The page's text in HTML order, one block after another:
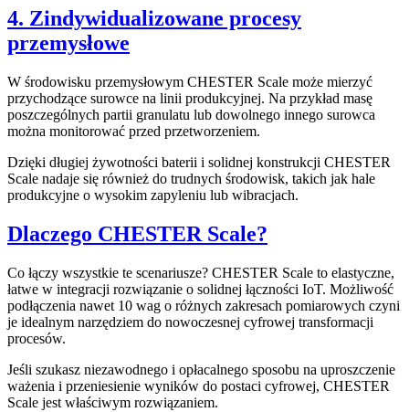
4. Zindywidualizowane procesy
przemysłowe
W środowisku przemysłowym CHESTER Scale może mierzyć
przychodzące surowce na linii produkcyjnej. Na przykład masę
poszczególnych partii granulatu lub dowolnego innego surowca
można monitorować przed przetworzeniem.
Dzięki długiej żywotności baterii i solidnej konstrukcji CHESTER
Scale nadaje się również do trudnych środowisk, takich jak hale
produkcyjne o wysokim zapyleniu lub wibracjach.
Dlaczego CHESTER Scale?
Co łączy wszystkie te scenariusze? CHESTER Scale to elastyczne,
łatwe w integracji rozwiązanie o solidnej łączności IoT. Możliwość
podłączenia nawet 10 wag o różnych zakresach pomiarowych czyni
je idealnym narzędziem do nowoczesnej cyfrowej transformacji
procesów.
Jeśli szukasz niezawodnego i opłacalnego sposobu na uproszczenie
ważenia i przeniesienie wyników do postaci cyfrowej, CHESTER
Scale jest właściwym rozwiązaniem.